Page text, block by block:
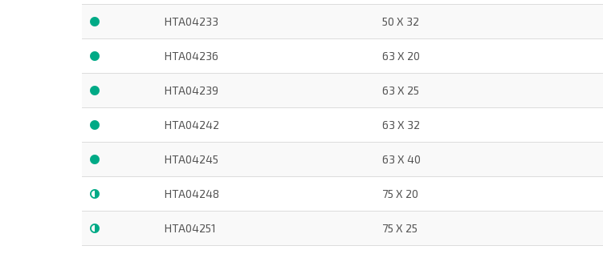
HTA04233 50 X 32
HTA04236 63 X 20
HTA04239 63 X 25
HTA04242 63 X 32
HTA04245 63 X 40
HTA04248 75 X 20
HTA04251 75 X 25